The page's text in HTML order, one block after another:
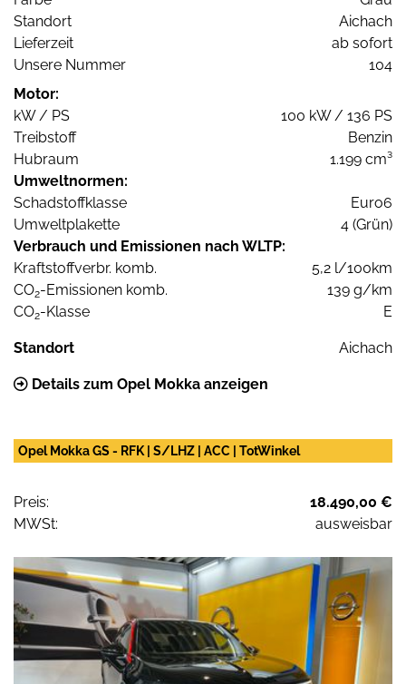
Standort
Aichach
Lieferzeit
ab sofort
Unsere Nummer
104
Motor:
kW / PS
100 kW / 136 PS
Treibstoff
Benzin
Hubraum
1.199 cm³
Umweltnormen:
Schadstoffklasse
Euro6
Umweltplakette
4 (Grün)
Verbrauch und Emissionen nach WLTP:
Kraftstoffverbr. komb.
5,2 l/100km
CO2-Emissionen komb.
139 g/km
CO2-Klasse E
Standort Aichach
Details zum Opel Mokka anzeigen
Opel Mokka GS - RFK | S/LHZ | ACC | TotWinkel
Preis:
18.490,00 €
MWSt:
ausweisbar